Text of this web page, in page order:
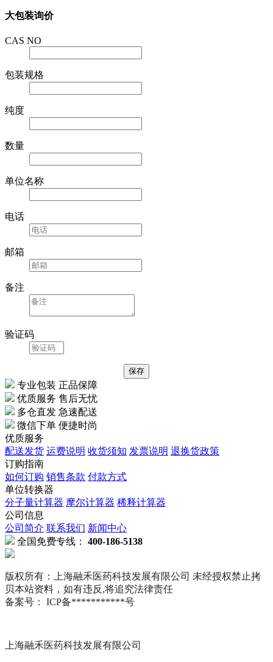
大包装询价
CAS NO
包装规格
纯度
数量
单位名称
电话
邮箱
备注
验证码
专业包装 正品保障
优质服务 售后无忧
多仓直发 急速配送
微信下单 便捷时尚
优质服务
配送发货 运费说明 收货须知 发票说明 退换货政策
订购指南
如何订购 销售条款 付款方式
单位转换器
分子量计算器 摩尔计算器 稀释计算器
公司信息
公司简介 联系我们 新闻中心
全国免费专线： 400-186-5138
版权所有：上海融禾医药科技发展有限公司 未经授权禁止拷
贝本站资料，如有违反,将追究法律责任
备案号： ICP备***********号
上海融禾医药科技发展有限公司